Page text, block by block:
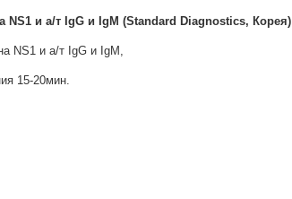
NS1 и а/т IgG и IgM (Standard Diagnostics, Корея)
NS1 и а/т IgG и IgM,
15-20мин.